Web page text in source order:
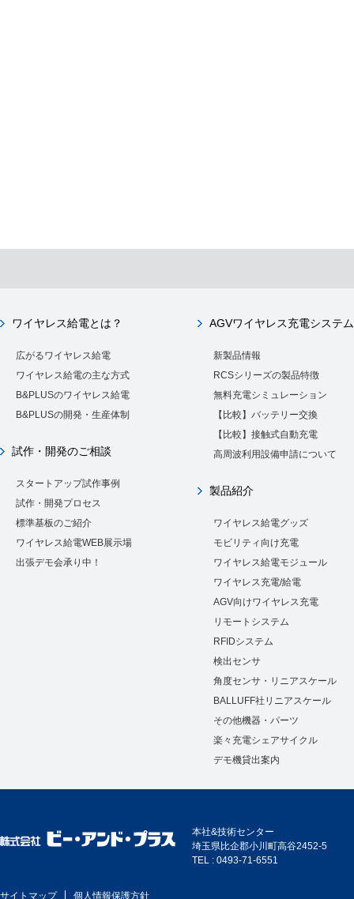
ワイヤレス給電とは？
広がるワイヤレス給電
ワイヤレス給電の主な方式
B&PLUSのワイヤレス給電
B&PLUSの開発・生産体制
試作・開発のご相談
スタートアップ試作事例
試作・開発プロセス
標準基板のご紹介
ワイヤレス給電WEB展示場
出張デモ会承り中！
AGVワイヤレス充電システム
新製品情報
RCSシリーズの製品特徴
無料充電シミュレーション
【比較】バッテリー交換
【比較】接触式自動充電
高周波利用設備申請について
製品紹介
ワイヤレス給電グッズ
モビリティ向け充電
ワイヤレス給電モジュール
ワイヤレス充電/給電
AGV向けワイヤレス充電
リモートシステム
RFIDシステム
検出センサ
角度センサ・リニアスケール
BALLUFF社リニアスケール
その他機器・パーツ
楽々充電シェアサイクル
デモ機貸出案内
本社&技術センター
埼玉県比企郡小川町高谷2452-5
TEL : 0493-71-6551
サイトマップ 個人情報保護方針